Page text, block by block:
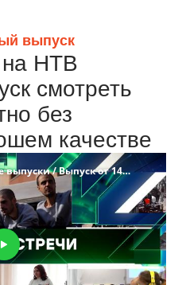
выпуск
на НТВ
смотреть
без
качестве